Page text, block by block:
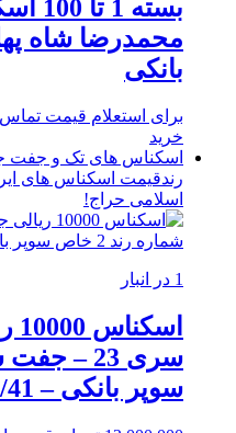
محمدرضا شاه
بانکی
برای استعلام قیمت تماس
خرید
اسکناس های تک و جفت
رندقیمت اسکناس های
اسلامی حراج!
1 در انبار
سوپر بانکی – 5/41-222222&3